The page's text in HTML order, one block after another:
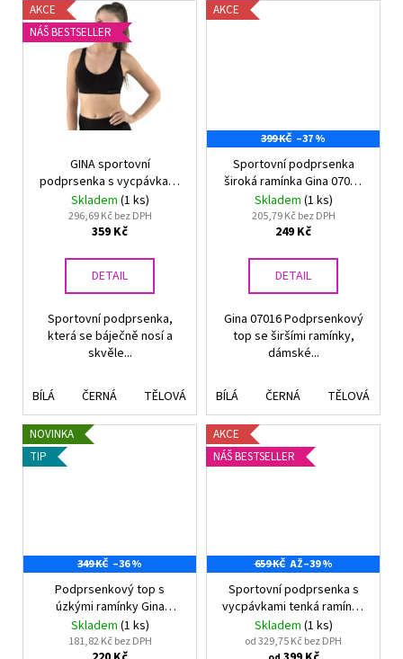
AKCE
NÁŠ BESTSELLER
GINA sportovní
podprsenka s vycpávkami
07014P BAMBUS
Skladem (1 ks)
296,69 Kč bez DPH
359 Kč
DETAIL
Sportovní podprsenka,
která se báječně nosí a
skvěle...
BÍLÁ ČERNÁ TĚLOVÁ TĚLOVÁ TMAVÁ ŠEDO-HNĚDÁ
AKCE
399 KČ –37 %
Sportovní podprsenka
široká ramínka Gina 07016
BAMBUS
Skladem (1 ks)
205,79 Kč bez DPH
249 Kč
DETAIL
Gina 07016 Podprsenkový
top se širšími ramínky,
dámské...
BÍLÁ ČERNÁ TĚLOVÁ
NOVINKA
TIP
349 KČ –36 %
Podprsenkový top s
úzkými ramínky Gina
07010P BAMBUS
Skladem (1 ks)
181,82 Kč bez DPH
AKCE
NÁŠ BESTSELLER
659 KČ AŽ–39 %
Sportovní podprsenka s
vycpávkami tenká ramínka
Gina 07020P
Skladem (1 ks)
od 329,75 Kč bez DPH